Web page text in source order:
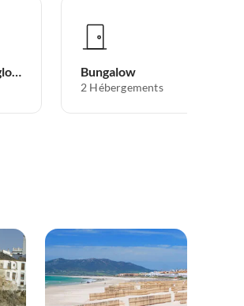
Habitation troglodytique Bungalow
2 Hébergements